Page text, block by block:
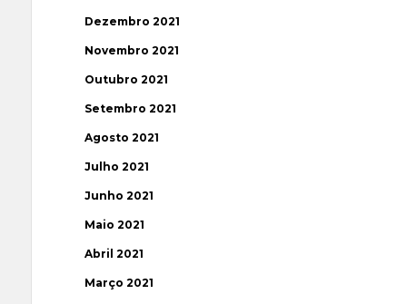
Dezembro 2021
Novembro 2021
Outubro 2021
Setembro 2021
Agosto 2021
Julho 2021
Junho 2021
Maio 2021
Abril 2021
Março 2021